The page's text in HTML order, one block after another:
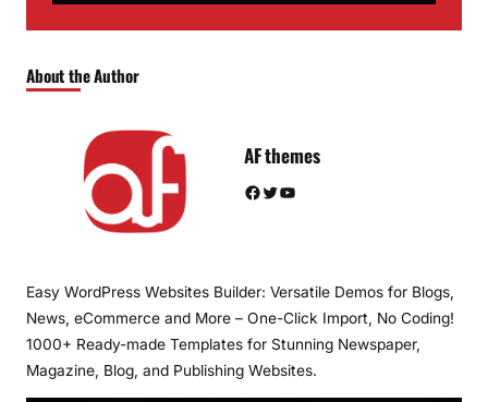
About the Author
AF themes
Facebook Twitter YouTube
Easy WordPress Websites Builder: Versatile Demos for Blogs,
News, eCommerce and More – One-Click Import, No Coding!
1000+ Ready-made Templates for Stunning Newspaper,
Magazine, Blog, and Publishing Websites.